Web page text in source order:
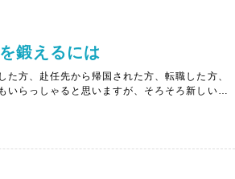
鍛えるには
方、赴任先から帰国された方、転職した方、
いらっしゃると思いますが、そろそろ新しい環